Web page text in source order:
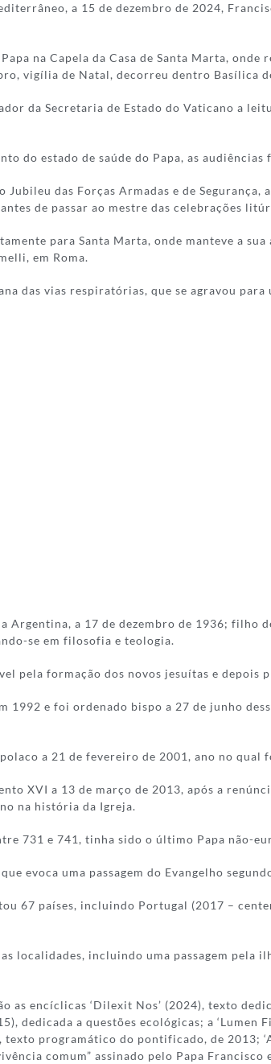
a 15 de dezembro de 2024,
na Capela da Casa de Santa Marta,
vigília de Natal, decorreu dentro Basílica
da Secretaria de Estado do Vaticano a
do estado de saúde do Papa, as
das Forças Armadas e de
de passar ao mestre das celebrações
para Santa Marta, onde manteve a
em Roma.
das vias respiratórias, que se agravou
Argentina, a 17 de dezembro de 1936;
se em filosofia e teologia.
pela formação dos novos jesuítas e
1992 e foi ordenado bispo a 27 de junho
a 21 de fevereiro de 2001, ano no qual
XVI a 13 de março de 2013, após a
na história da Igreja.
731 e 741, tinha sido o último Papa não-
evoca uma passagem do Evangelho
67 países, incluindo Portugal (2017 –
localidades, incluindo uma passagem pela
encíclicas ‘Dilexit Nos’ (2024), texto
dedicada a questões ecológicas; a
texto programático do pontificado, de 2013;
comum” assinado pelo Papa